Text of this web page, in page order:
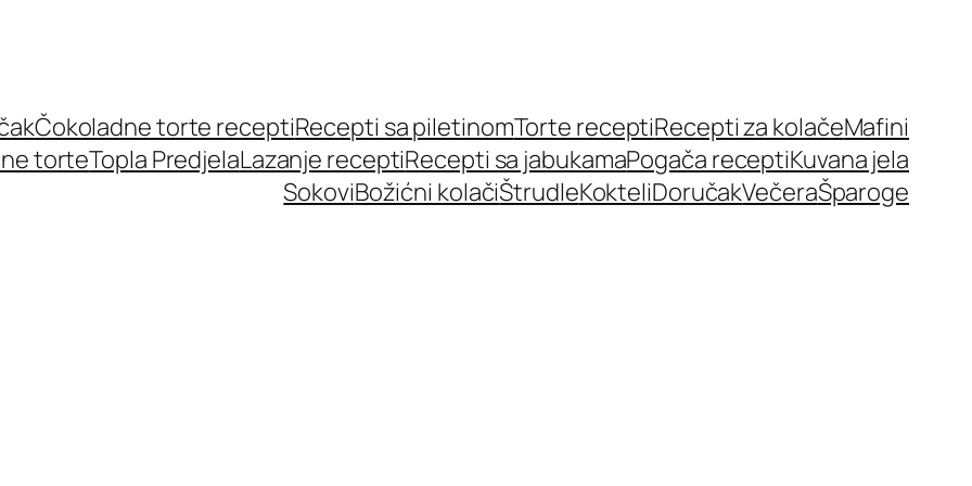
Čokoladne torte receptiRecepti sa piletinomTorte receptiRecepti za kolačeMafini
torteTopla PredjelaLazanje receptiRecepti sa jabukamaPogača receptiKuvana jela
SokoviBožićni kolačiŠtrudleKokteliDoručakVečeraŠparoge